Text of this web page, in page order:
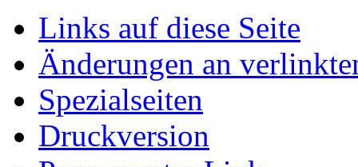
Links auf diese Seite
Änderungen an
Spezialseiten
Druckversion